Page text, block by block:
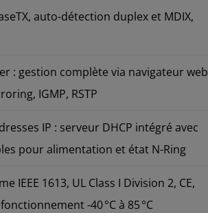
auto-détection duplex et MDIX,
: gestion complète via navigateur web
IGMP, RSTP
IP : serveur DHCP intégré avec
pour alimentation et état N-Ring
1613, UL Class I Division 2, CE,
-40 °C à 85 °C